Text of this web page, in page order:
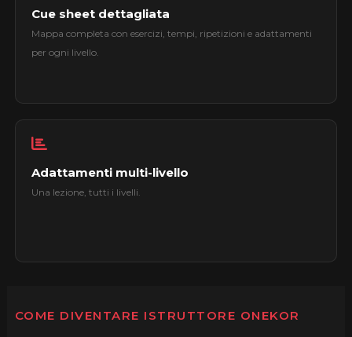
Cue sheet dettagliata
Mappa completa con esercizi, tempi, ripetizioni e adattamenti
per ogni livello.
Adattamenti multi-livello
Una lezione, tutti i livelli.
COME DIVENTARE ISTRUTTORE ONEKOR